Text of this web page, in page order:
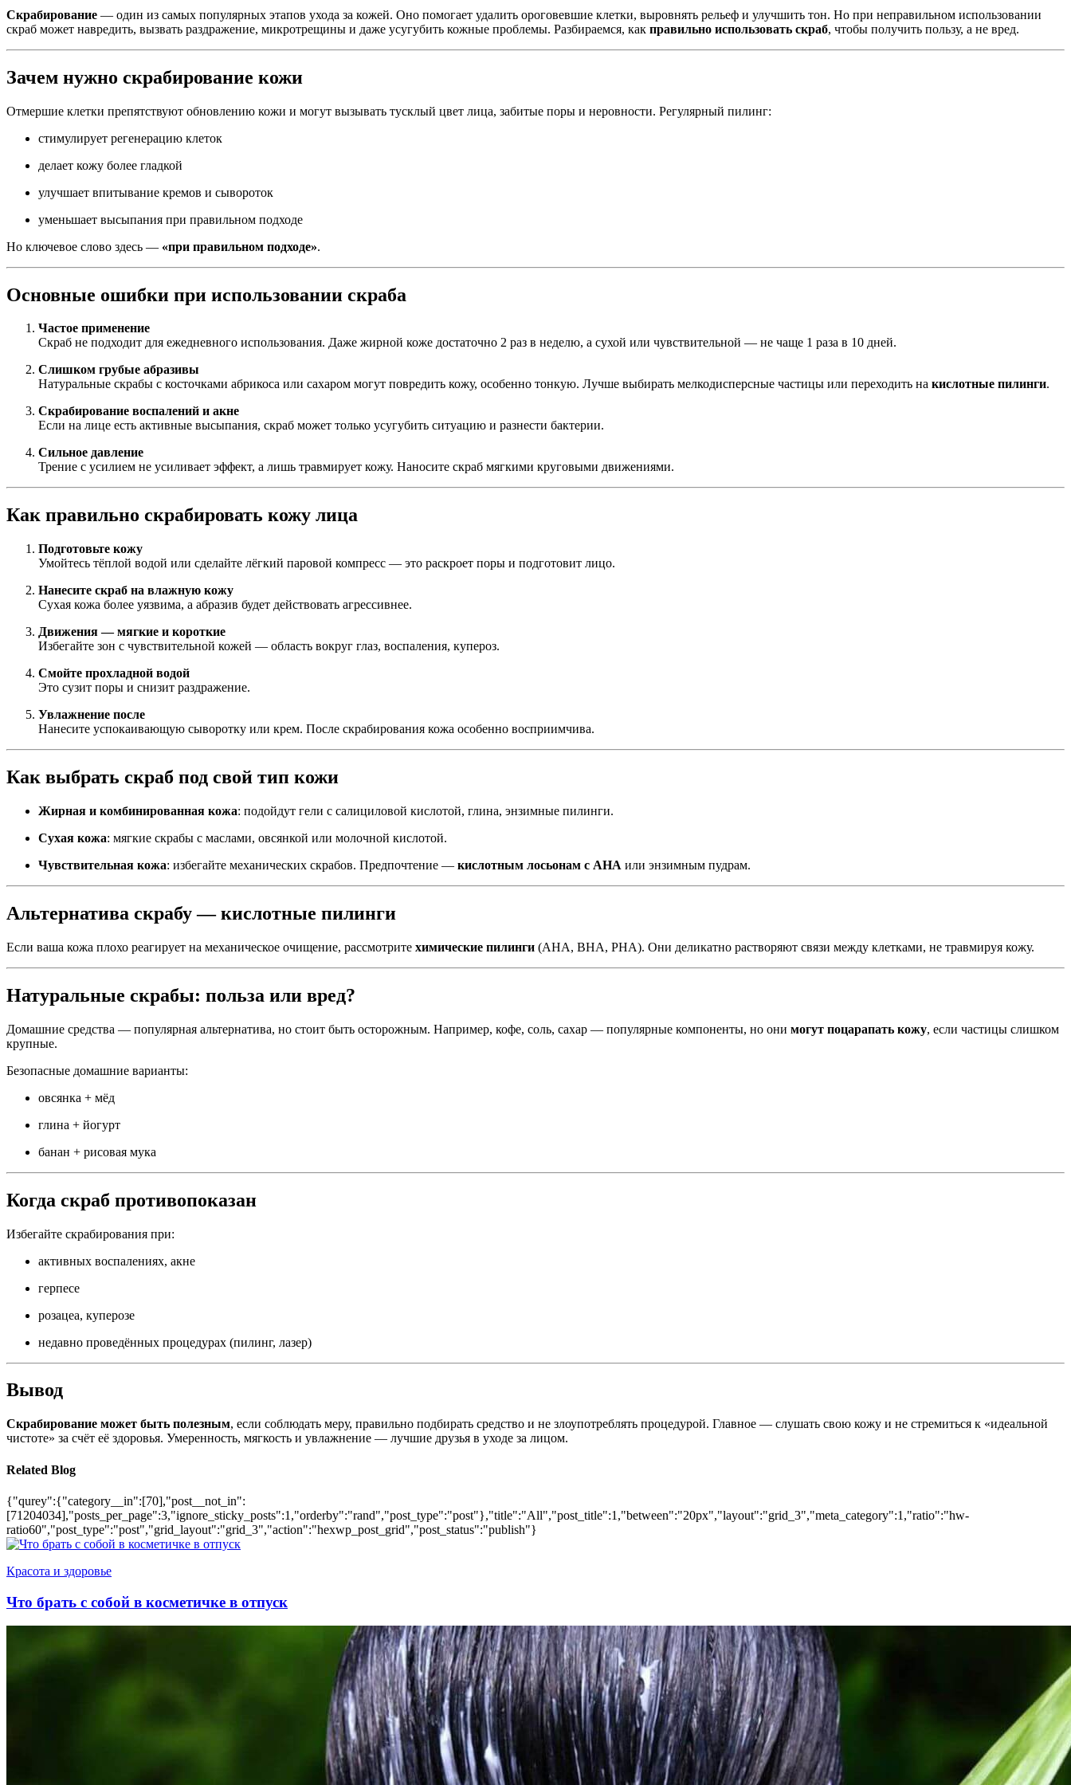
Скрабирование — один из самых популярных этапов ухода за кожей. Оно помогает удалить ороговевшие клетки, выровнять рельеф и улучшить тон. Но при неправильном использовании
скраб может навредить, вызвать раздражение, микротрещины и даже усугубить кожные проблемы. Разбираемся, как правильно использовать скраб, чтобы получить пользу, а не вред.
Зачем нужно скрабирование кожи
Отмершие клетки препятствуют обновлению кожи и могут вызывать тусклый цвет лица, забитые поры и неровности. Регулярный пилинг:
стимулирует регенерацию клеток
делает кожу более гладкой
улучшает впитывание кремов и сывороток
уменьшает высыпания при правильном подходе
Но ключевое слово здесь — «при правильном подходе».
Основные ошибки при использовании скраба
Частое применение
Скраб не подходит для ежедневного использования. Даже жирной коже достаточно 2 раз в неделю, а сухой или чувствительной — не чаще 1 раза в 10 дней.
Слишком грубые абразивы
Натуральные скрабы с косточками абрикоса или сахаром могут повредить кожу, особенно тонкую. Лучше выбирать мелкодисперсные частицы или переходить на кислотные пилинги.
Скрабирование воспалений и акне
Если на лице есть активные высыпания, скраб может только усугубить ситуацию и разнести бактерии.
Сильное давление
Трение с усилием не усиливает эффект, а лишь травмирует кожу. Наносите скраб мягкими круговыми движениями.
Как правильно скрабировать кожу лица
Подготовьте кожу
Умойтесь тёплой водой или сделайте лёгкий паровой компресс — это раскроет поры и подготовит лицо.
Нанесите скраб на влажную кожу
Сухая кожа более уязвима, а абразив будет действовать агрессивнее.
Движения — мягкие и короткие
Избегайте зон с чувствительной кожей — область вокруг глаз, воспаления, купероз.
Смойте прохладной водой
Это сузит поры и снизит раздражение.
Увлажнение после
Нанесите успокаивающую сыворотку или крем. После скрабирования кожа особенно восприимчива.
Как выбрать скраб под свой тип кожи
Жирная и комбинированная кожа: подойдут гели с салициловой кислотой, глина, энзимные пилинги.
Сухая кожа: мягкие скрабы с маслами, овсянкой или молочной кислотой.
Чувствительная кожа: избегайте механических скрабов. Предпочтение — кислотным лосьонам с AHA или энзимным пудрам.
Альтернатива скрабу — кислотные пилинги
Если ваша кожа плохо реагирует на механическое очищение, рассмотрите химические пилинги (AHA, BHA, PHA). Они деликатно растворяют связи между клетками, не травмируя кожу.
Натуральные скрабы: польза или вред?
Домашние средства — популярная альтернатива, но стоит быть осторожным. Например, кофе, соль, сахар — популярные компоненты, но они могут поцарапать кожу, если частицы слишком
крупные.
Безопасные домашние варианты:
овсянка + мёд
глина + йогурт
банан + рисовая мука
Когда скраб противопоказан
Избегайте скрабирования при:
активных воспалениях, акне
герпесе
розацеа, куперозе
недавно проведённых процедурах (пилинг, лазер)
Вывод
Скрабирование может быть полезным, если соблюдать меру, правильно подбирать средство и не злоупотреблять процедурой. Главное — слушать свою кожу и не стремиться к «идеальной
чистоте» за счёт её здоровья. Умеренность, мягкость и увлажнение — лучшие друзья в уходе за лицом.
Related Blog
{"qurey":{"category__in":[70],"post__not_in":
[71204034],"posts_per_page":3,"ignore_sticky_posts":1,"orderby":"rand","post_type":"post"},"title":"All","post_title":1,"between":"20px","layout":"grid_3","meta_category":1,"ratio":"hw-
ratio60","post_type":"post","grid_layout":"grid_3","action":"hexwp_post_grid","post_status":"publish"}
Красота и здоровье
Что брать с собой в косметичке в отпуск